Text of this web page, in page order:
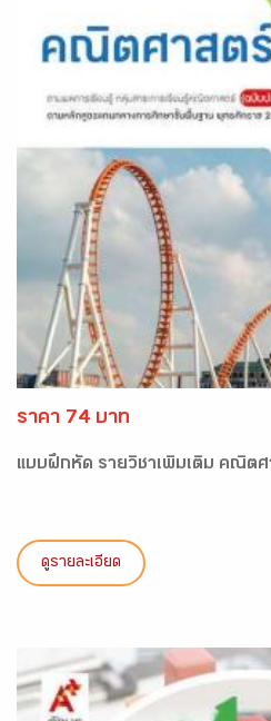
ราคา 74 บาท
แบบฝึกหัด รายวิชาเพิ่มเติม คณิตศ
ดูรายละเอียด